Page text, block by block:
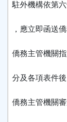
駐外機構依第
，應立即函送
僑務主管機關
分及各項表件
僑務主管機關